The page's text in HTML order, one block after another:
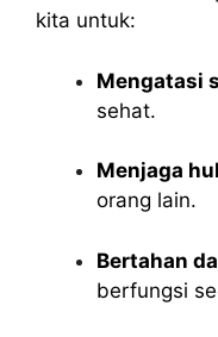
kita untuk:
Mengatasi
sehat.
Menjaga
orang lain.
Bertahan
berfungsi